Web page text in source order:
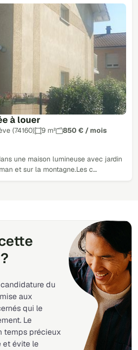
à louer
(74160) 9 m²
850 € / mois
une maison lumineuse avec jardin
et sur la montagne.Les c…
du
aux
qui le
Le
temps précieux
et évite le